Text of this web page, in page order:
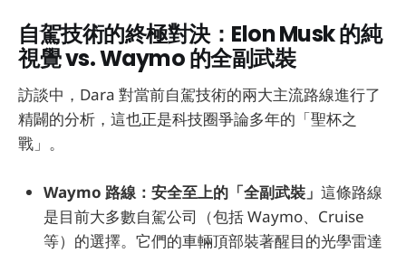
自駕技術的終極對決：Elon Musk 的純
視覺 vs. Waymo 的全副武裝
訪談中，Dara 對當前自駕技術的兩大主流路線進行了
精闢的分析，這也正是科技圈爭論多年的「聖杯之
戰」。
Waymo 路線：安全至上的「全副武裝」 這條路線
是目前大多數自駕公司（包括 Waymo、Cruise
等）的選擇。它們的車輛頂部裝著醒目的光學雷達